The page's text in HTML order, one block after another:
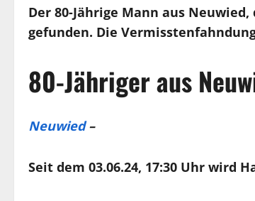
Der 80-Jährige Mann aus
gefunden. Die
80-Jähriger aus
Neuwied–
Seit dem 03.06.24, 17:30 Uhr wird